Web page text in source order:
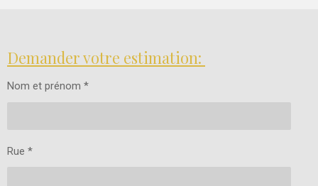
Demander votre estimation:
Nom et prénom *
Rue *